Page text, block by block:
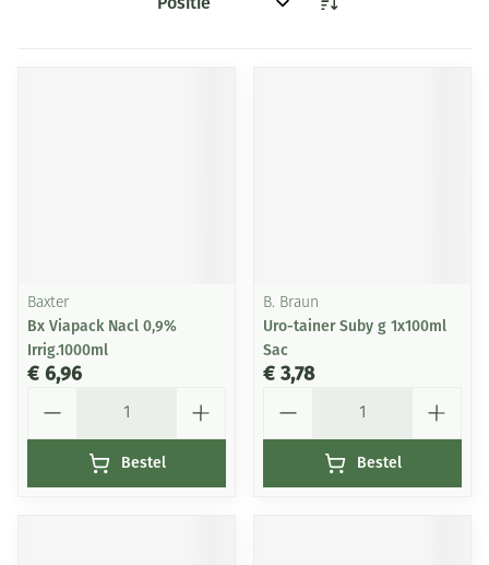
Sorteer op:
Baxter
Bx Viapack Nacl 0,9%
Irrig.1000ml
€ 6,96
Bestel
B. Braun
Uro-tainer Suby g 1x100ml
Sac
€ 3,78
Bestel